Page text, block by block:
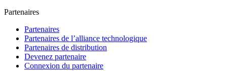
Partenaires
Partenaires
Partenaires de l’alliance technologique
Partenaires de distribution
Devenez partenaire
Connexion du partenaire